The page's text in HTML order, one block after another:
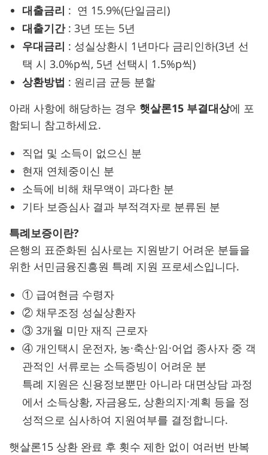
대출금리 : 연 15.9%(단일금리)
대출기간: 3년 또는 5년
우대금리 : 성실상환시 1년마다 금리인하(3년 선
택 시 3.0%p씩, 5년 선택시 1.5%p씩)
상환방법 : 원리금 균등 분할
아래 사항에 해당하는 경우 햇살론15 부결대상에 포
함되니 참고하세요.
직업 및 소득이 없으신 분
현재 연체중이신 분
소득에 비해 채무액이 과다한 분
기타 보증심사 결과 부적격자로 분류된 분
특례보증이란?
은행의 표준화된 심사로는 지원받기 어려운 분들을
위한 서민금융진흥원 특례 지원 프로세스입니다.
① 급여현금 수령자
② 채무조정 성실상환자
③ 3개월 미만 재직 근로자
④ 개인택시 운전자, 농·축산·임·어업 종사자 중 객
관적인 서류로는 소득증빙이 어려운 분
특례 지원은 신용정보뿐만 아니라 대면상담 과정
에서 소득상황, 자금용도, 상환의지·계획 등을 정
성적으로 심사하여 지원여부를 결정합니다.
햇살론15 상환 완료 후 횟수 제한 없이 여러번 반복